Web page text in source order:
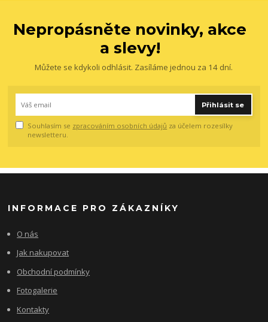
Nepropásněte novinky, akce
a slevy!
Můžete se kdykoli odhlásit. Zasíláme jednou za 14 dní.
Přihlásit se
Souhlasím se zpracováním osobních údajů za účelem rozesílky
newsletteru.
INFORMACE PRO ZÁKAZNÍKY
O nás
Jak nakupovat
Obchodní podmínky
Fotogalerie
Kontakty